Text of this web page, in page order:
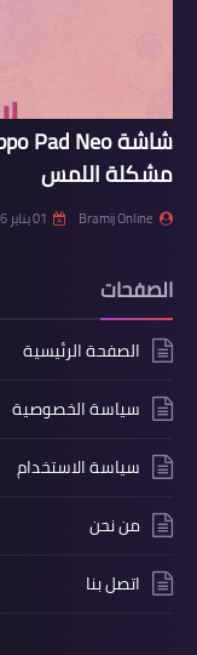
مشكلة اللمس
Bramij Online 01 يناير 2026
الصفحات
الصفحة الرئيسية
سياسة الخصوصية
سياسة الاستخدام
من نحن
اتصل بنا